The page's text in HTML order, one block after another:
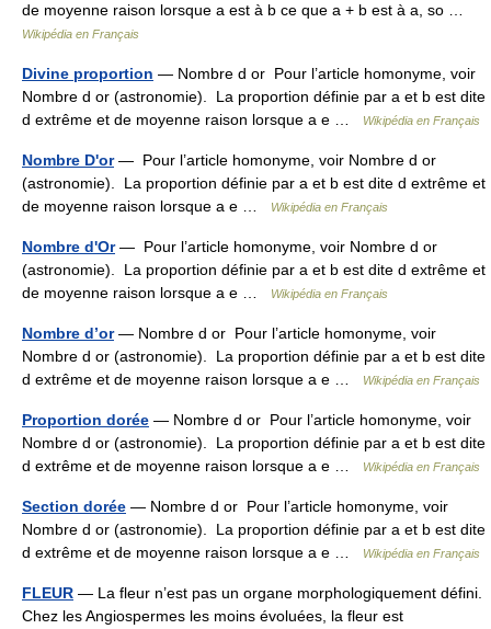
de moyenne raison lorsque a est à b ce que a + b est à a, so …
Wikipédia en Français
Divine proportion — Nombre d or Pour l’article homonyme, voir
Nombre d or (astronomie). La proportion définie par a et b est dite
d extrême et de moyenne raison lorsque a e …
Wikipédia en Français
Nombre D'or— Pour l’article homonyme, voir Nombre d or
(astronomie). La proportion définie par a et b est dite d extrême et
de moyenne raison lorsque a e …
Wikipédia en Français
Nombre d'Or— Pour l’article homonyme, voir Nombre d or
(astronomie). La proportion définie par a et b est dite d extrême et
de moyenne raison lorsque a e …
Wikipédia en Français
Nombre d’or— Nombre d or Pour l’article homonyme, voir
Nombre d or (astronomie). La proportion définie par a et b est dite
d extrême et de moyenne raison lorsque a e …
Wikipédia en Français
Proportion dorée — Nombre d or Pour l’article homonyme, voir
Nombre d or (astronomie). La proportion définie par a et b est dite
d extrême et de moyenne raison lorsque a e …
Wikipédia en Français
Section dorée — Nombre d or Pour l’article homonyme, voir
Nombre d or (astronomie). La proportion définie par a et b est dite
d extrême et de moyenne raison lorsque a e …
Wikipédia en Français
FLEUR — La fleur n’est pas un organe morphologiquement défini.
Chez les Angiospermes les moins évoluées, la fleur est